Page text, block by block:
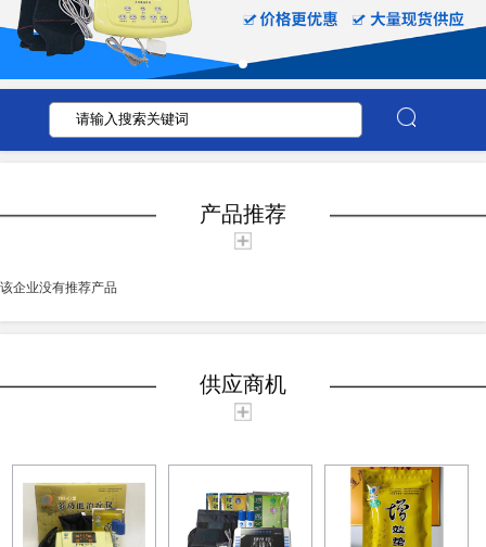
产品推荐
该企业没有推荐产品
供应商机